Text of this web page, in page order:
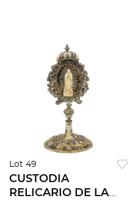
Lot 49
CUSTODIA
RELICARIO DE LA